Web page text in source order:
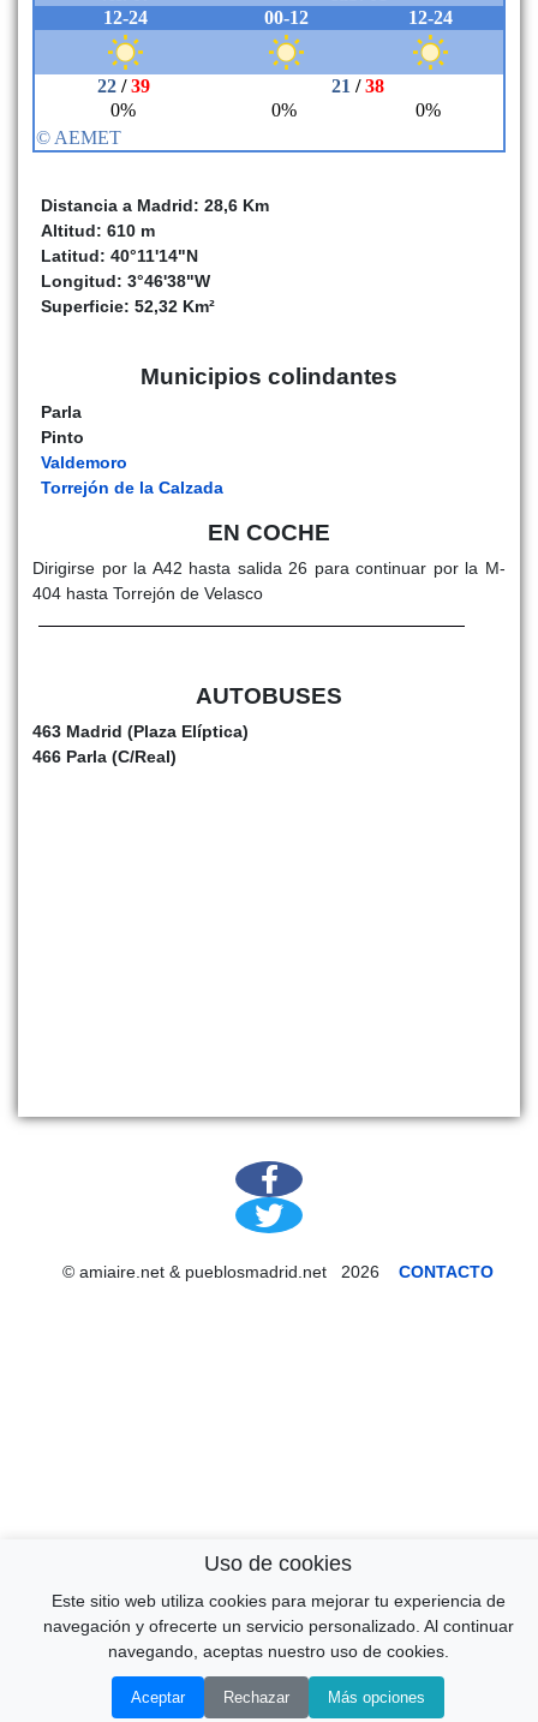
Distancia a Madrid: 28,6 Km
Altitud: 610 m
Latitud: 40°11'14"N
Longitud: 3°46'38"W
Superficie: 52,32 Km²
Municipios colindantes
Parla
Pinto
Valdemoro
Torrejón de la Calzada
EN COCHE
Dirigirse por la A42 hasta salida 26 para continuar por la M-
404 hasta Torrejón de Velasco
AUTOBUSES
463 Madrid (Plaza Elíptica)
466 Parla (C/Real)
© amiaire.net & pueblosmadrid.net 2026 CONTACTO
↑
Uso de cookies
Este sitio web utiliza cookies para mejorar tu experiencia de
navegación y ofrecerte un servicio personalizado. Al continuar
navegando, aceptas nuestro uso de cookies.
Aceptar Rechazar Más opciones